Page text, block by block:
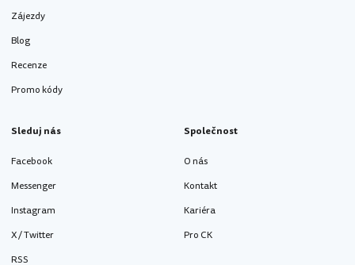
Zájezdy
Blog
Recenze
Promo kódy
Sleduj nás
Facebook
Messenger
Instagram
X / Twitter
RSS
Společnost
O nás
Kontakt
Kariéra
Pro CK